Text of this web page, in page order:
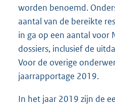
worden benoemd.
aantal van de bereikte
in ga op een aantal voor
dossiers, inclusief de
Voor de overige
jaarrapportage 2019.
In het jaar 2019 zijn de